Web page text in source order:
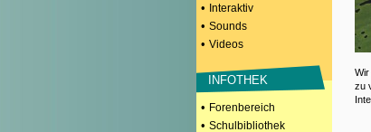
• Interaktiv
• Sounds
• Videos
INFOTHEK
• Forenbereich
• Schulbibliothek
zu